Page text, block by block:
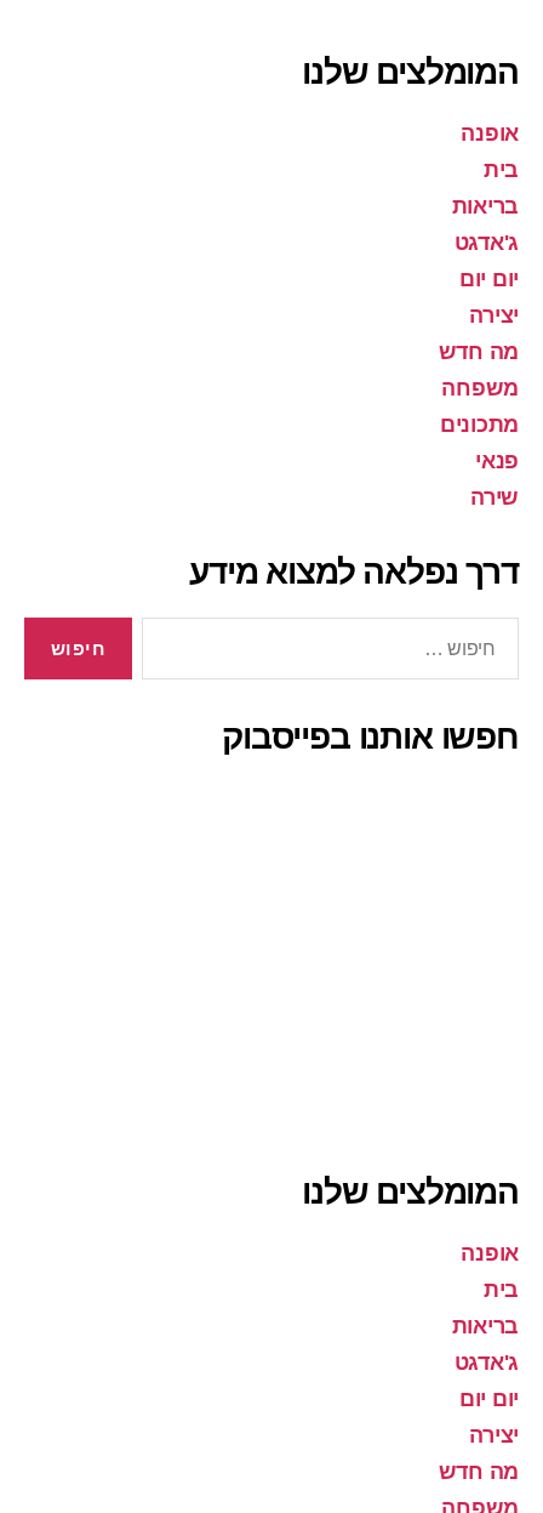
המומלצים שלנו
אופנה
בית
בריאות
ג'אדגט
יום יום
יצירה
מה חדש
משפחה
מתכונים
פנאי
שירה
דרך נפלאה למצוא מידע
חפשו אותנו בפייסבוק
המומלצים שלנו
אופנה
בית
בריאות
ג'אדגט
יום יום
יצירה
מה חדש
משפחה